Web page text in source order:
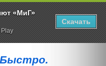
Быстро.
«МиГ»
Play
Скачать